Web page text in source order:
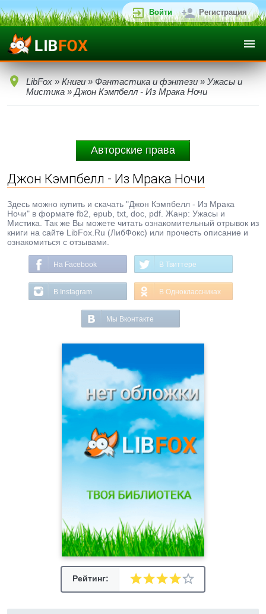
Войти Регистрация
LibFox » Книги » Фантастика и фэнтези » Ужасы и
Мистика » Джон Кэмпбелл - Из Мрака Ночи
Авторские права
Джон Кэмпбелл - Из Мрака Ночи
Здесь можно купить и скачать "Джон Кэмпбелл - Из Мрака
Ночи" в формате fb2, epub, txt, doc, pdf. Жанр: Ужасы и
Мистика. Так же Вы можете читать ознакомительный отрывок из
книги на сайте LibFox.Ru (ЛибФокс) или прочесть описание и
ознакомиться с отзывами.
На Facebook В Твиттере
В Instagram В Одноклассниках
Мы Вконтакте
Рейтинг: